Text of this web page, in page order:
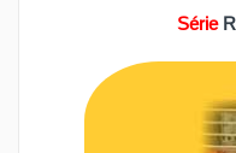
Série